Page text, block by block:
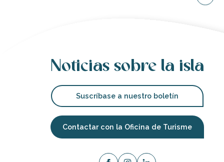
Noticias sobre la isla
Suscríbase a nuestro boletín
Contactar con la Oficina de Turisme